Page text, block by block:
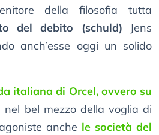
della filosofia tutta
del debito (schuld) Jens
anch’esse oggi un solido
italiana di Orcel, ovvero su
nel bel mezzo della voglia di
anche le società del